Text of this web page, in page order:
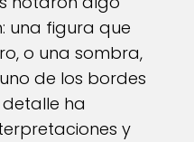
una figura que
o una sombra,
de los bordes
ha
y